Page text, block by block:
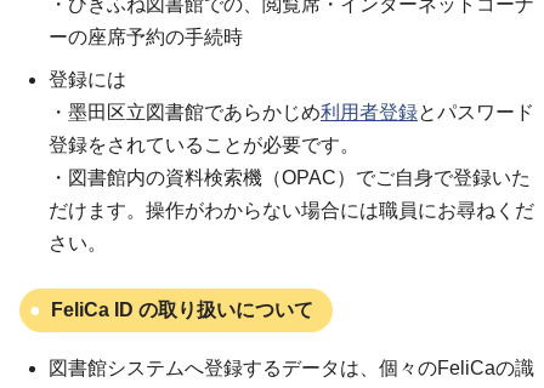
ーの座席予約の手続時
登録には
・墨田区立図書館であらかじめ利用者登録とパスワード
登録をされていることが必要です。
・図書館内の資料検索機（OPAC）でご自身で登録いた
だけます。操作がわからない場合には職員にお尋ねくだ
さい。
FeliCa ID の取り扱いについて
図書館システムへ登録するデータは、個々のFeliCaの識